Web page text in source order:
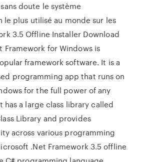
doute le système
le plus utilisé au monde sur les
3.5 Offline Installer Download
Framework for Windows is
framework software. It is a
programming app that runs on
for the full power of any
has a large class library called
Library and provides
across various programming
.Net Framework 3.5 offline